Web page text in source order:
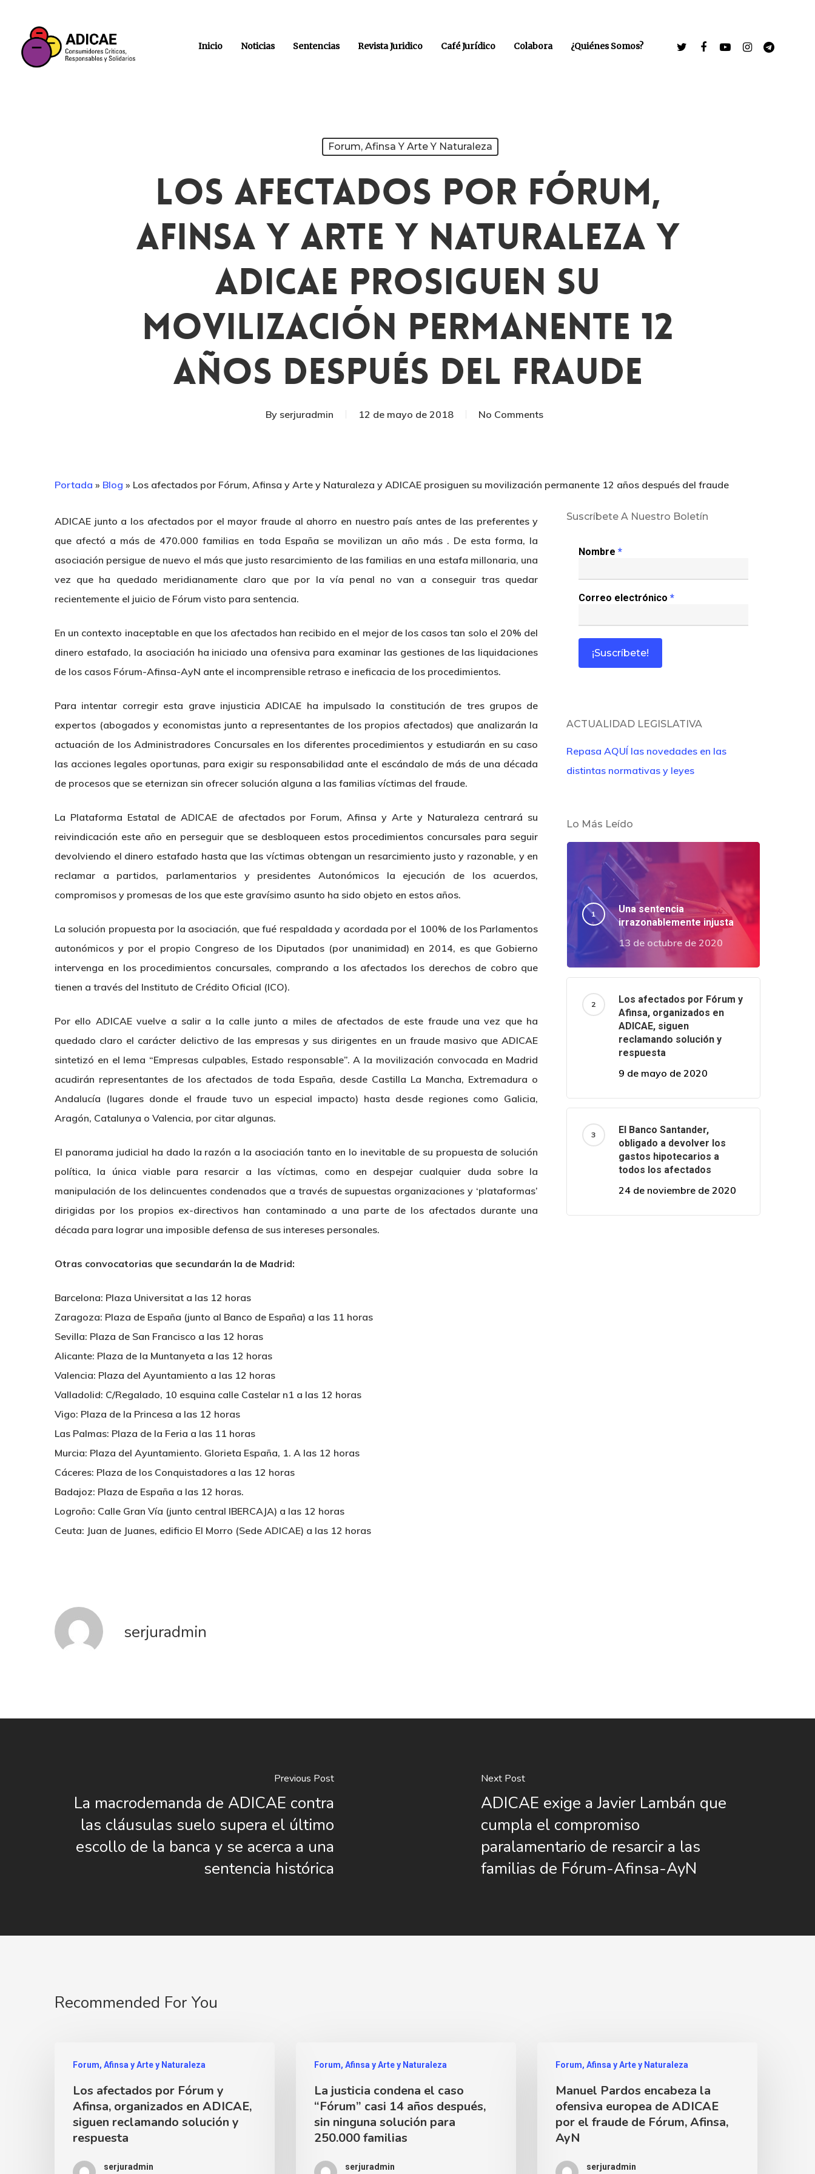
Inicio Noticias Sentencias Revista Juridico Café Jurídico Colabora ¿Quiénes Somos?
Forum, Afinsa Y Arte Y Naturaleza
Los Afectados Por Fórum,
Afinsa Y Arte Y Naturaleza Y
ADICAE Prosiguen Su
Movilización Permanente 12
Años Después Del Fraude
By serjuradmin 12 de mayo de 2018 No Comments
Portada » Blog » Los afectados por Fórum, Afinsa y Arte y Naturaleza y ADICAE prosiguen su movilización permanente 12 años después del fraude
ADICAE junto a los afectados por el mayor fraude al ahorro en nuestro país antes de las preferentes y
que afectó a más de 470.000 familias en toda España se movilizan un año más . De esta forma, la
asociación persigue de nuevo el más que justo resarcimiento de las familias en una estafa millonaria, una
vez que ha quedado meridianamente claro que por la vía penal no van a conseguir tras quedar
recientemente el juicio de Fórum visto para sentencia.
En un contexto inaceptable en que los afectados han recibido en el mejor de los casos tan solo el 20% del
dinero estafado, la asociación ha iniciado una ofensiva para examinar las gestiones de las liquidaciones
de los casos Fórum-Afinsa-AyN ante el incomprensible retraso e ineficacia de los procedimientos.
Para intentar corregir esta grave injusticia ADICAE ha impulsado la constitución de tres grupos de
expertos (abogados y economistas junto a representantes de los propios afectados) que analizarán la
actuación de los Administradores Concursales en los diferentes procedimientos y estudiarán en su caso
las acciones legales oportunas, para exigir su responsabilidad ante el escándalo de más de una década
de procesos que se eternizan sin ofrecer solución alguna a las familias víctimas del fraude.
La Plataforma Estatal de ADICAE de afectados por Forum, Afinsa y Arte y Naturaleza centrará su
reivindicación este año en perseguir que se desbloqueen estos procedimientos concursales para seguir
devolviendo el dinero estafado hasta que las víctimas obtengan un resarcimiento justo y razonable, y en
reclamar a partidos, parlamentarios y presidentes Autonómicos la ejecución de los acuerdos,
compromisos y promesas de los que este gravísimo asunto ha sido objeto en estos años.
La solución propuesta por la asociación, que fué respaldada y acordada por el 100% de los Parlamentos
autonómicos y por el propio Congreso de los Diputados (por unanimidad) en 2014, es que Gobierno
intervenga en los procedimientos concursales, comprando a los afectados los derechos de cobro que
tienen a través del Instituto de Crédito Oficial (ICO).
Por ello ADICAE vuelve a salir a la calle junto a miles de afectados de este fraude una vez que ha
quedado claro el carácter delictivo de las empresas y sus dirigentes en un fraude masivo que ADICAE
sintetizó en el lema “Empresas culpables, Estado responsable”. A la movilización convocada en Madrid
acudirán representantes de los afectados de toda España, desde Castilla La Mancha, Extremadura o
Andalucía (lugares donde el fraude tuvo un especial impacto) hasta desde regiones como Galicia,
Aragón, Catalunya o Valencia, por citar algunas.
El panorama judicial ha dado la razón a la asociación tanto en lo inevitable de su propuesta de solución
política, la única viable para resarcir a las víctimas, como en despejar cualquier duda sobre la
manipulación de los delincuentes condenados que a través de supuestas organizaciones y ‘plataformas’
dirigidas por los propios ex-directivos han contaminado a una parte de los afectados durante una
década para lograr una imposible defensa de sus intereses personales.
Otras convocatorias que secundarán la de Madrid:
Barcelona: Plaza Universitat a las 12 horas
Zaragoza: Plaza de España (junto al Banco de España) a las 11 horas
Sevilla: Plaza de San Francisco a las 12 horas
Alicante: Plaza de la Muntanyeta a las 12 horas
Valencia: Plaza del Ayuntamiento a las 12 horas
Valladolid: C/Regalado, 10 esquina calle Castelar n1 a las 12 horas
Vigo: Plaza de la Princesa a las 12 horas
Las Palmas: Plaza de la Feria a las 11 horas
Murcia: Plaza del Ayuntamiento. Glorieta España, 1. A las 12 horas
Cáceres: Plaza de los Conquistadores a las 12 horas
Badajoz: Plaza de España a las 12 horas.
Logroño: Calle Gran Vía (junto central IBERCAJA) a las 12 horas
Ceuta: Juan de Juanes, edificio El Morro (Sede ADICAE) a las 12 horas
serjuradmin
Suscríbete A Nuestro Boletín
Nombre *
Correo electrónico *
ACTUALIDAD LEGISLATIVA
Repasa AQUÍ las novedades en las
distintas normativas y leyes
Lo Más Leído
Una sentencia
irrazonablemente injusta
13 de octubre de 2020
Los afectados por Fórum y
Afinsa, organizados en
ADICAE, siguen
reclamando solución y
respuesta
9 de mayo de 2020
El Banco Santander,
obligado a devolver los
gastos hipotecarios a
todos los afectados
24 de noviembre de 2020
Previous Post
La macrodemanda de ADICAE contra
las cláusulas suelo supera el último
escollo de la banca y se acerca a una
sentencia histórica
Next Post
ADICAE exige a Javier Lambán que
cumpla el compromiso
paralamentario de resarcir a las
familias de Fórum-Afinsa-AyN
Recommended For You
Forum, Afinsa y Arte y Naturaleza
Los afectados por Fórum y
Afinsa, organizados en ADICAE,
siguen reclamando solución y
respuesta
serjuradmin
Forum, Afinsa y Arte y Naturaleza
La justicia condena el caso
“Fórum” casi 14 años después,
sin ninguna solución para
250.000 familias
serjuradmin
Forum, Afinsa y Arte y Naturaleza
Manuel Pardos encabeza la
ofensiva europea de ADICAE
por el fraude de Fórum, Afinsa,
AyN
serjuradmin